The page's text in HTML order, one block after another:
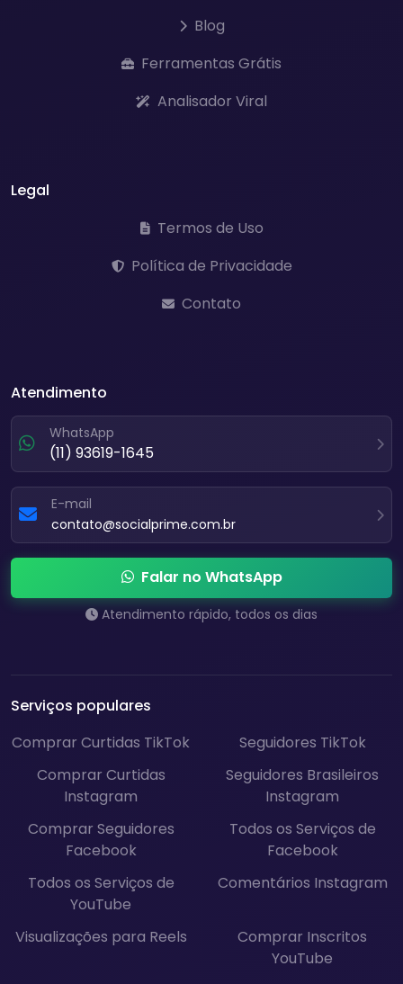
Blog
Ferramentas Grátis
Analisador Viral
Legal
Termos de Uso
Política de Privacidade
Contato
Atendimento
WhatsApp
(11) 93619-1645
E-mail
contato@socialprime.com.br
Falar no WhatsApp
Atendimento rápido, todos os dias
Serviços populares
Comprar Curtidas TikTok
Seguidores TikTok
Comprar Curtidas
Instagram
Seguidores Brasileiros
Instagram
Comprar Seguidores
Facebook
Todos os Serviços de
Facebook
Todos os Serviços de
YouTube
Comentários Instagram
Visualizações para Reels
Comprar Inscritos
YouTube